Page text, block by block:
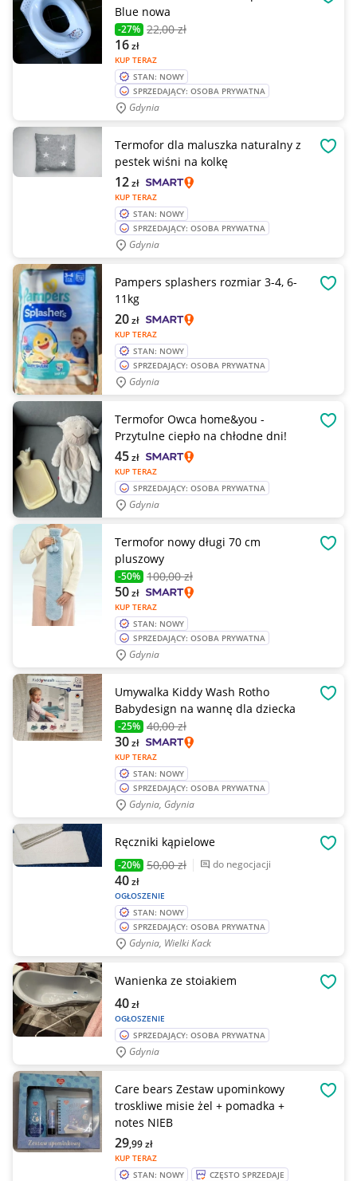
Blue nowa
-27% 22,00 zł
KUP TERAZ
16zł
STAN: NOWY
SPRZEDAJĄCY: OSOBA PRYWATNA
Gdynia
Termofor dla maluszka naturalny z
pestek wiśni na kolkę
KUP TERAZ
12zł
STAN: NOWY
SPRZEDAJĄCY: OSOBA PRYWATNA
Gdynia
Pampers splashers rozmiar 3-4, 6-
11kg
KUP TERAZ
20zł
STAN: NOWY
SPRZEDAJĄCY: OSOBA PRYWATNA
Gdynia
Termofor Owca home&you -
Przytulne ciepło na chłodne dni!
KUP TERAZ
45zł
SPRZEDAJĄCY: OSOBA PRYWATNA
Gdynia
Termofor nowy długi 70 cm
pluszowy
-50% 100,00 zł
KUP TERAZ
50zł
STAN: NOWY
SPRZEDAJĄCY: OSOBA PRYWATNA
Gdynia
Umywalka Kiddy Wash Rotho
Babydesign na wannę dla dziecka
-25% 40,00 zł
KUP TERAZ
30zł
STAN: NOWY
SPRZEDAJĄCY: OSOBA PRYWATNA
Gdynia, Gdynia
Ręczniki kąpielowe
-20% 50,00 zł do negocjacji
OGŁOSZENIE
40zł
STAN: NOWY
SPRZEDAJĄCY: OSOBA PRYWATNA
Gdynia, Wielki Kack
Wanienka ze stoiakiem
OGŁOSZENIE
40zł
SPRZEDAJĄCY: OSOBA PRYWATNA
Gdynia
Care bears Zestaw upominkowy
troskliwe misie żel + pomadka +
notes NIEB
KUP TERAZ
29,99zł
STAN: NOWY
CZĘSTO SPRZEDAJE